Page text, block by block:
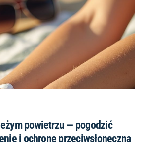
powietrzu — pogodzić
i ochronę przeciwsłoneczną